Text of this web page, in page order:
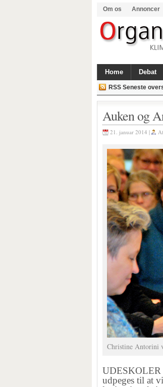
Om os Annoncer
Home Debat
RSS Seneste
Auken og
21. januar 2014 |
Christine Antorini
UDESKOLER
udpeges til at